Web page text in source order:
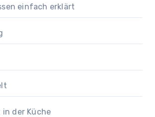
einfach erklärt
der Küche